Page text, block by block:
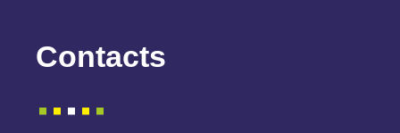
Contacts